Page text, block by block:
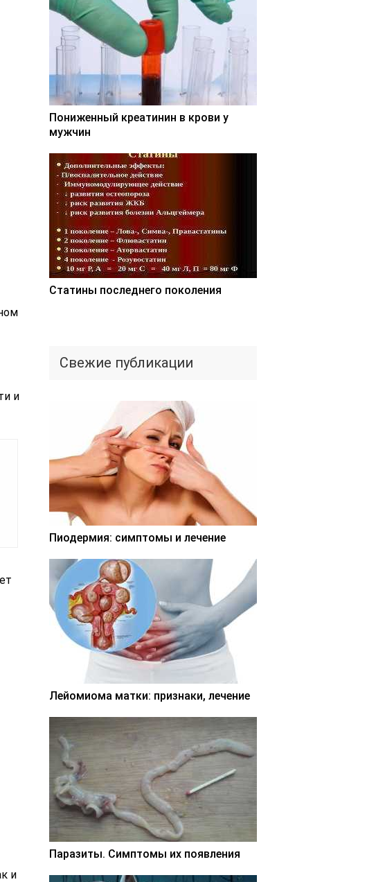
и
и
Пониженный креатинин в крови у
мужчин
Статины последнего поколения
Свежие публикации
Пиодермия: симптомы и лечение
Лейомиома матки: признаки, лечение
Паразиты. Симптомы их появления